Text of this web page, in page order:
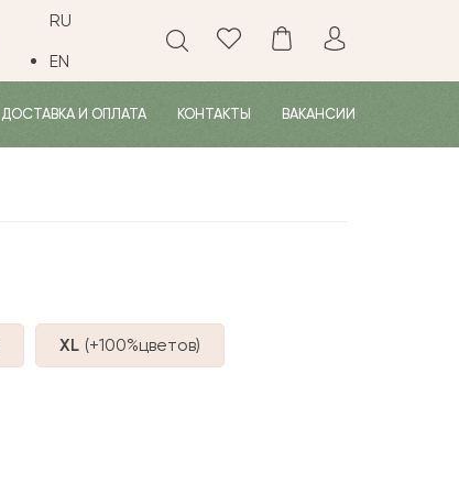
RU
EN
ДОСТАВКА И ОПЛАТА КОНТАКТЫ ВАКАНСИИ
XL (+100%цветов)